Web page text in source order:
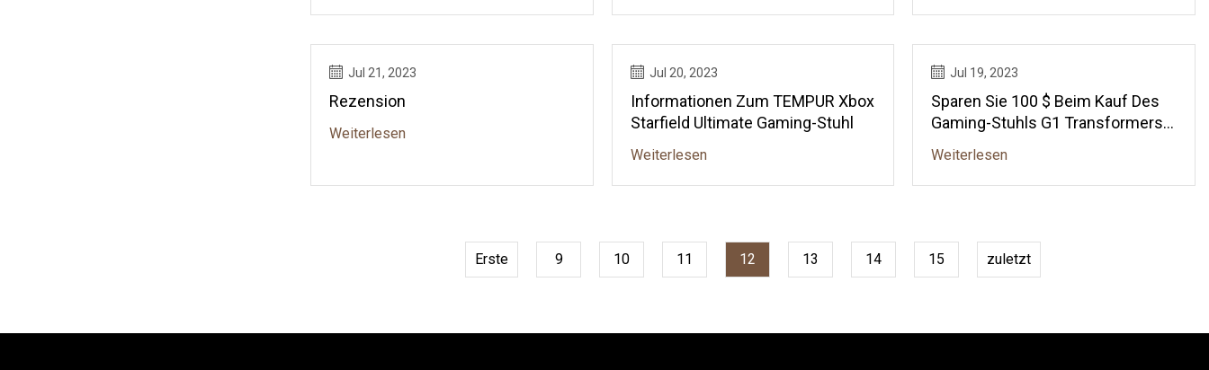
Jul 21, 2023
Rezension
Weiterlesen
Jul 20, 2023
Informationen Zum TEMPUR Xbox
Starfield Ultimate Gaming-Stuhl
Weiterlesen
Jul 19, 2023
Sparen Sie 100 $ Beim Kauf Des
Gaming-Stuhls G1 Transformers
Weiterlesen
Erste 9 10 11 12 13 14 15 zuletzt